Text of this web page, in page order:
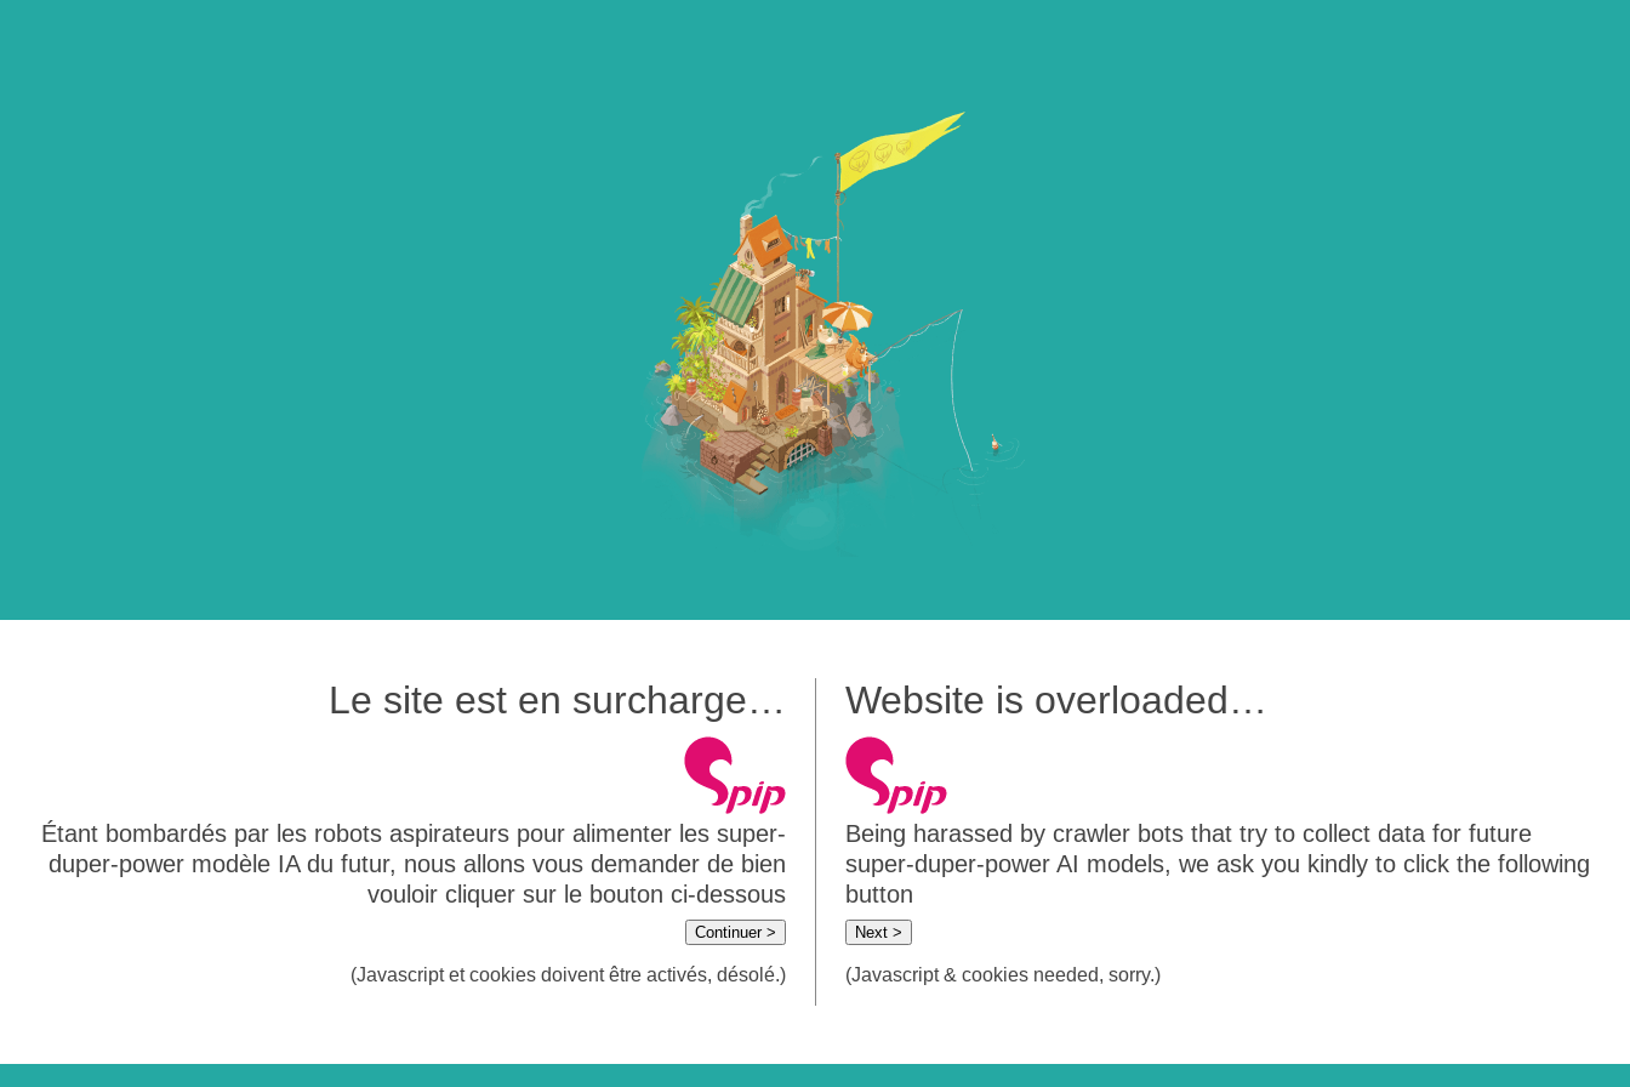
Le site est en surcharge…
Étant bombardés par les robots aspirateurs pour alimenter les super-
duper-power modèle IA du futur, nous allons vous demander de bien
vouloir cliquer sur le bouton ci-dessous
Continuer >
(Javascript et cookies doivent être activés, désolé.)
Website is overloaded…
Being harassed by crawler bots that try to collect data for future
super-duper-power AI models, we ask you kindly to click the following
button
Next >
(Javascript & cookies needed, sorry.)